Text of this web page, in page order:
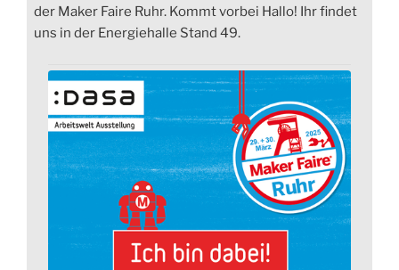
der Maker Faire Ruhr. Kommt vorbei Hallo! Ihr findet
uns in der Energiehalle Stand 49.